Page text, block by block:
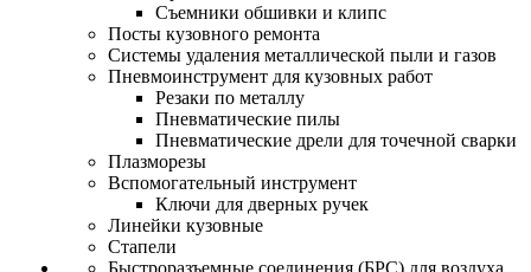
Съемники обшивки и клипс
Посты кузовного ремонта
Системы удаления металлической пыли и газов
Пневмоинструмент для кузовных работ
Резаки по металлу
Пневматические пилы
Пневматические дрели для точечной сварки
Плазморезы
Вспомогательный инструмент
Ключи для дверных ручек
Линейки кузовные
Стапели